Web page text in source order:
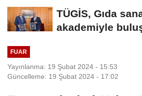
TÜGİS, Gıda
akademiyle
FUAR
Yayınlanma: 19 Şubat 2024 - 15:53
Güncelleme: 19 Şubat 2024 - 17:02